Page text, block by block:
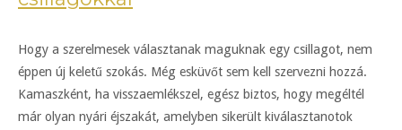
Hogy a szerelmesek választanak maguknak egy csillagot, nem
éppen új keletű szokás. Még esküvőt sem kell szervezni hozzá.
Kamaszként, ha visszaemlékszel, egész biztos, hogy megéltél
már olyan nyári éjszakát, amelyben sikerült kiválasztanotok